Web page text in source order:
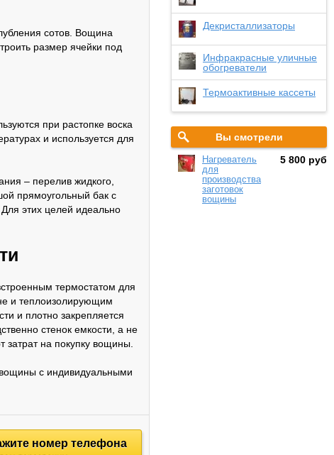
Декристаллизаторы
Инфракрасные уличные
обогреватели
Термоактивные кассеты
Вы смотрели
Нагреватель
для
производства
заготовок
вощины
5 800 руб
сотов. Вощина
размер ячейки под
при растопке воска
и используется для
– перелив жидкого,
прямоугольный бак с
этих целей идеально
термостатом для
и теплоизолирующим
и плотно закрепляется
стенок емкости, а не
на покупку вощины.
вощины с индивидуальными
номер телефона